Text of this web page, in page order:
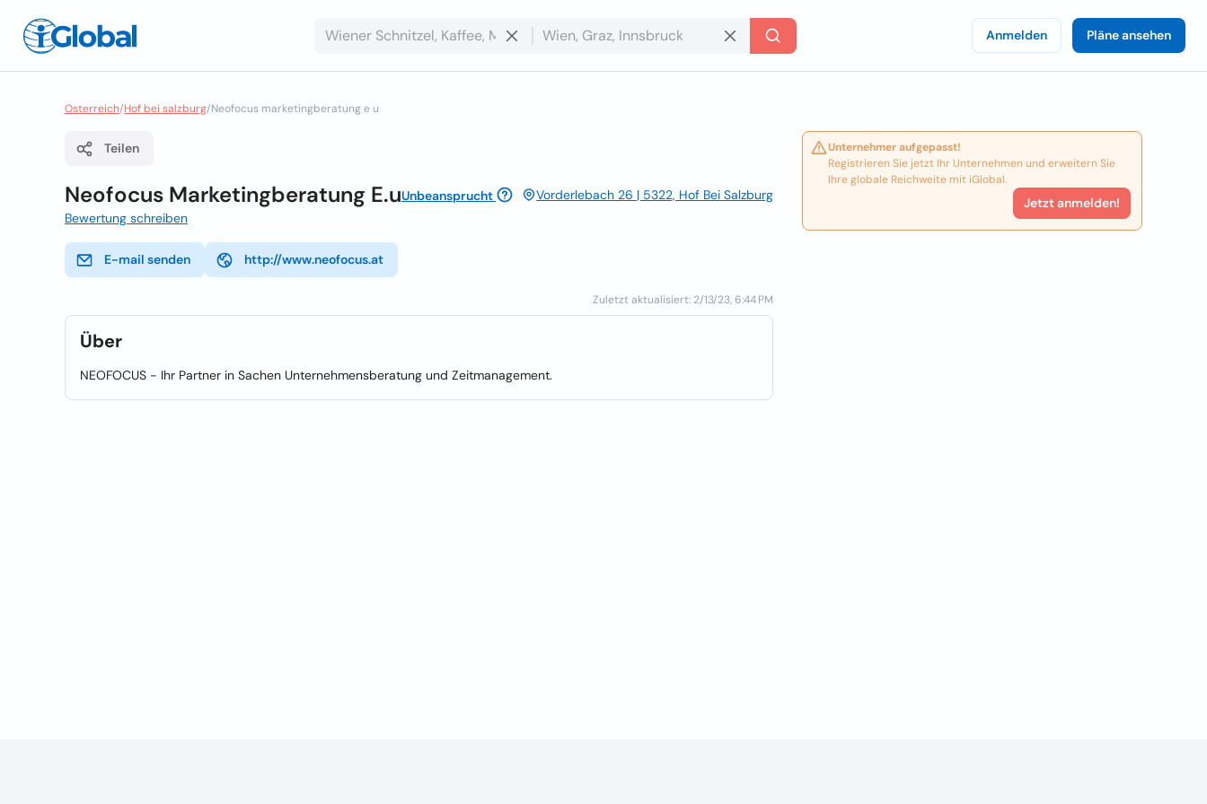
Anmelden Pläne ansehen
Osterreich/Hof bei salzburg/Neofocus marketingberatung e u
Teilen
Neofocus Marketingberatung E.uUnbeansprucht
Vorderlebach 26 | 5322, Hof Bei Salzburg
Bewertung schreiben
E-mail senden http://www.neofocus.at
Zuletzt aktualisiert: 2/13/23, 6:44 PM
Über
NEOFOCUS - Ihr Partner in Sachen Unternehmensberatung und Zeitmanagement.
Unternehmer aufgepasst!
Registrieren Sie jetzt Ihr Unternehmen und erweitern Sie
Ihre globale Reichweite mit iGlobal.
Jetzt anmelden!